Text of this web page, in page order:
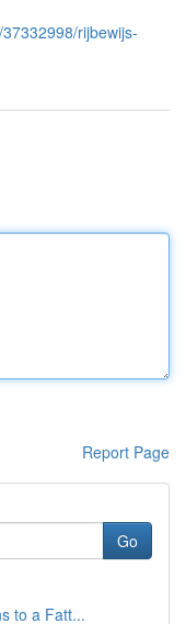
rijbewijs-
Report Page
Go
to a Fatt...